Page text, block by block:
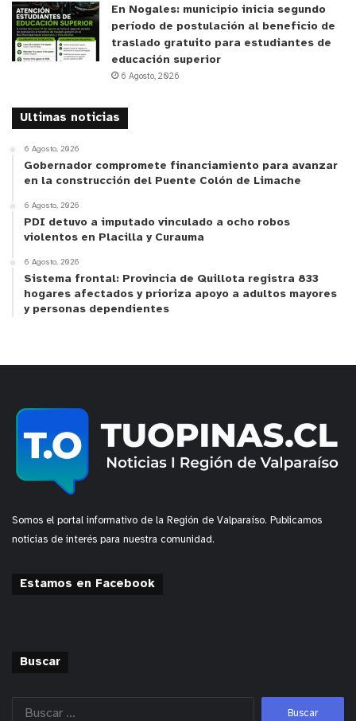
En Nogales: municipio inicia segundo
período de postulación al beneficio de
traslado gratuito para estudiantes de
educación superior
6 Agosto, 2026
Ultimas noticias
6 Agosto, 2026
Gobernador compromete financiamiento para avanzar
en la construcción del Puente Colón de Limache
6 Agosto, 2026
PDI detuvo a imputado vinculado a ocho robos
violentos en Placilla y Curauma
6 Agosto, 2026
Sistema frontal: Provincia de Quillota registra 833
hogares afectados y prioriza apoyo a adultos mayores
y personas dependientes
Somos el portal informativo de la Región de Valparaíso. Publicamos
noticias de interés para nuestra comunidad.
Estamos en Facebook
Buscar